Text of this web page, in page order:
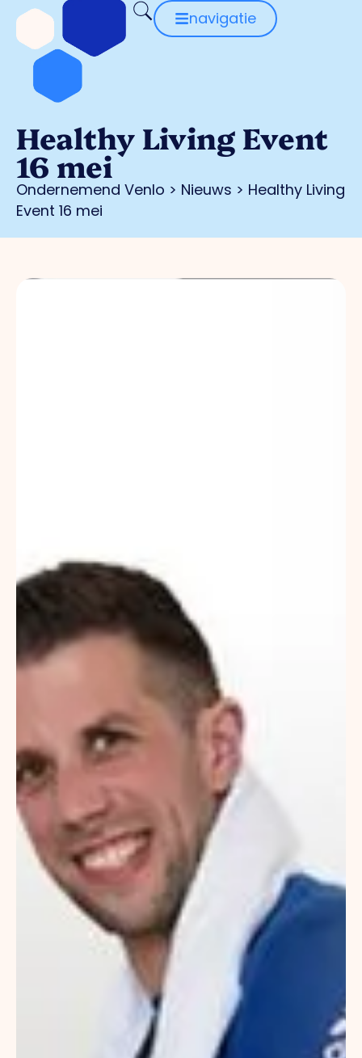
navigatie
Healthy Living Event
16 mei
Ondernemend Venlo > Nieuws > Healthy Living
Event 16 mei